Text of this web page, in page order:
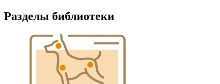
Разделы библиотеки